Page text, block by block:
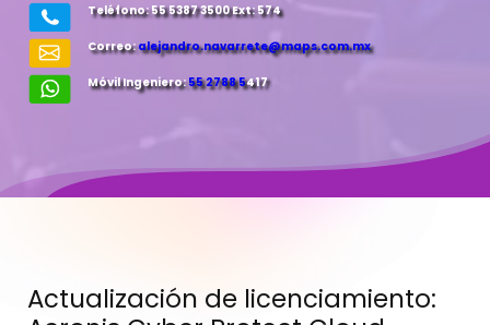
Teléfono: 55 5387 3500 Ext: 574
Correo:alejandro.navarrete@maps.com.mx
Móvil Ingeniero:55 2788 5417
Actualización de licenciamiento: